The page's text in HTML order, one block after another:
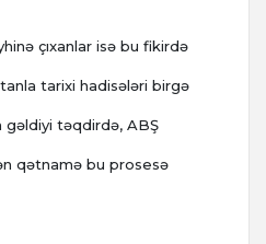
çıxanlar isə bu fikirdə
tarixi hadisələri birgə
gəldiyi təqdirdə, ABŞ
qətnamə bu prosesə